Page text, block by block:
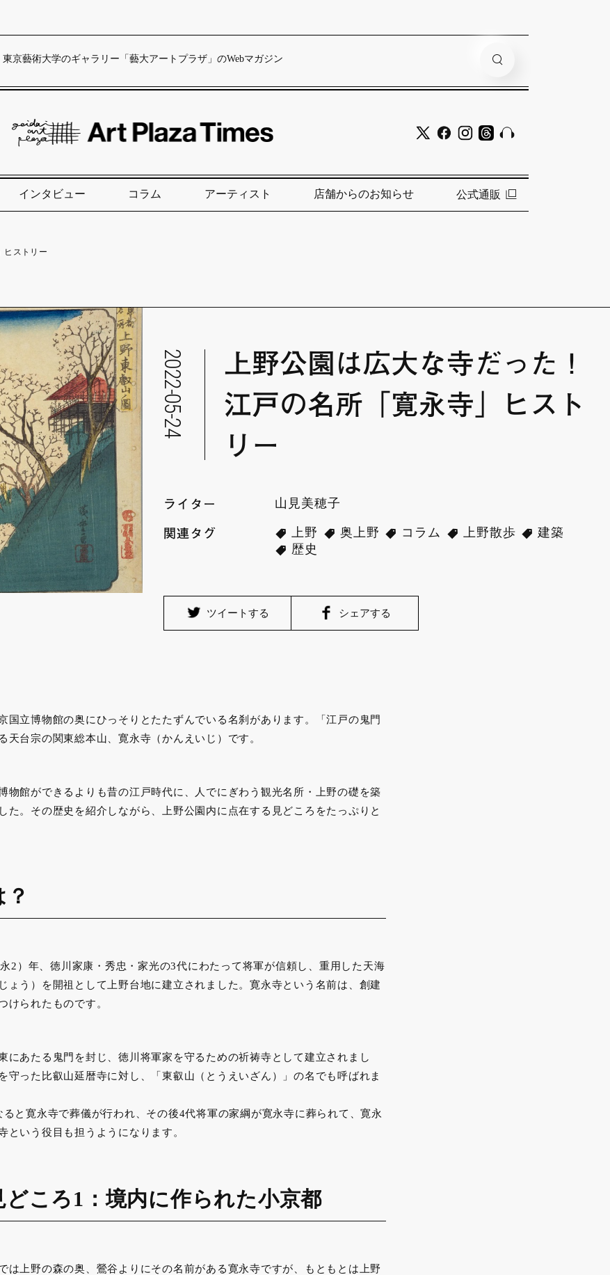
東京藝術大学のギャラリー「藝大アートプラザ」のWebマガジン
インタビュー コラム アーティスト 店舗からのお知らせ 公式通販
ヒストリー
2022-05-24
上野公園は広大な寺だった！
江戸の名所「寛永寺」ヒスト
リー
ライター 山見美穂子
関連タグ 上野 奥上野 コラム 上野散歩
建築
歴史
ツイートする シェアする
国立博物館の奥にひっそりとたたずんでいる名刹があります。「江戸の鬼門
天台宗の関東総本山、寛永寺（かんえいじ）です。
物館ができるよりも昔の江戸時代に、人でにぎわう観光名所・上野の礎を築
た。その歴史を紹介しながら、上野公園内に点在する見どころをたっぷりと
2）年、徳川家康・秀忠・家光の3代にわたって将軍が信頼し、重用した天海
ょう）を開祖として上野台地に建立されました。寛永寺という名前は、創建
けられたものです。
にあたる鬼門を封じ、徳川将軍家を守るための祈祷寺として建立されまし
守った比叡山延暦寺に対し、「東叡山（とうえいざん）」の名でも呼ばれま
と寛永寺で葬儀が行われ、その後4代将軍の家綱が寛永寺に葬られて、寛永
という役目も担うようになります。
どころ1：境内に作られた小京都
は上野の森の奥、鶯谷よりにその名前がある寛永寺ですが、もともとは上野